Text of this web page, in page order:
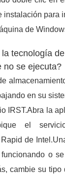
instalación para
de
tecnología
no se ejecuta?
en su
IRST.Abra la
el
de
o
cambie su